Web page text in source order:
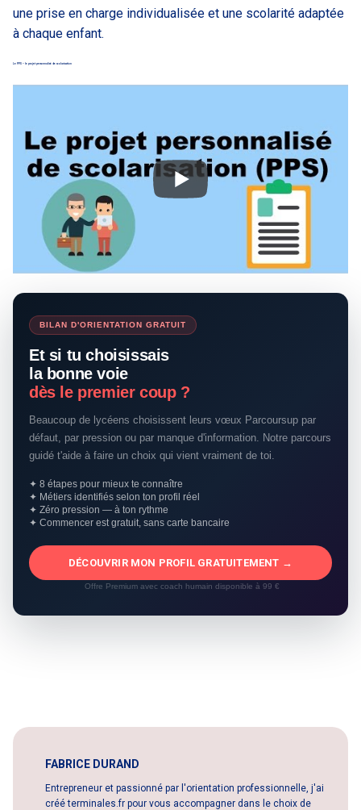
une prise en charge individualisée et une scolarité adaptée
à chaque enfant.
Le PPS – le projet personnalisé de scolarisation
BILAN D'ORIENTATION GRATUIT
Et si tu choisissais
la bonne voie
dès le premier coup ?
Beaucoup de lycéens choisissent leurs vœux Parcoursup par
défaut, par pression ou par manque d'information. Notre parcours
guidé t'aide à faire un choix qui vient vraiment de toi.
✦ 8 étapes pour mieux te connaître
✦ Métiers identifiés selon ton profil réel
✦ Zéro pression — à ton rythme
✦ Commencer est gratuit, sans carte bancaire
DÉCOUVRIR MON PROFIL GRATUITEMENT →
Offre Premium avec coach humain disponible à 99 €
FABRICE DURAND
Entrepreneur et passionné par l'orientation professionnelle, j'ai
créé terminales.fr pour vous accompagner dans le choix de